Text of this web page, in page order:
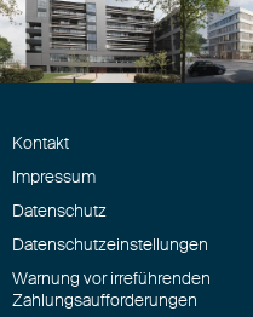
Kontakt
Impressum
Datenschutz
Datenschutzeinstellungen
Warnung vor irreführenden
Zahlungsaufforderungen